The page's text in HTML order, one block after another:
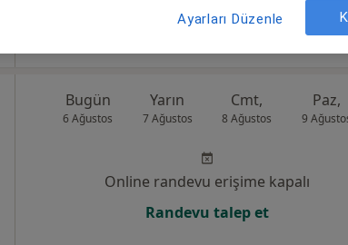
Bugün
6 Ağustos
Yarın
7 Ağustos
Cmt,
8 Ağustos
Paz,
9
Online randevu erişime kapalı
Randevu talep et
Ayarları Düzenle